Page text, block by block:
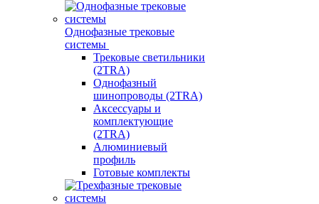
Однофазные трековые
системы
Трековые светильники
(2TRA)
Однофазный
шинопроводы (2TRA)
Аксессуары и
комплектующие
(2TRA)
Алюминиевый
профиль
Готовые комплекты